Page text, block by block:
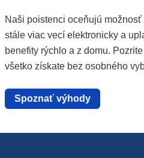
Naši poistenci oceňujú
stále viac vecí elektronicky a
benefity rýchlo a z domu.
všetko získate bez osobného
Spoznať výhody